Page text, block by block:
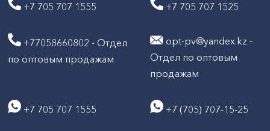
+7 705 707 1555 +7 705 707 1525
+77058660802 - Отдел
по оптовым продажам
opt-pv@yandex.kz -
Отдел по оптовым
продажам
+7 705 707 1555 +7 (705) 707-15-25